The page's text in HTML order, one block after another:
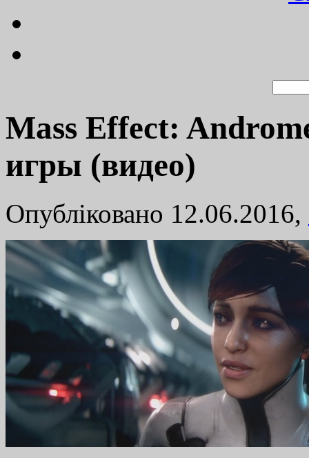
Mass Effect:
игры (видео)
Опубліковано 12.06.2016,